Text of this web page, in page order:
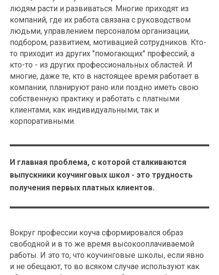
людям расти и развиваться. Многие приходят из
компаний, где их работа связана с руководством
людьми, управлением персоналом организации,
подбором, развитием, мотивацией сотрудников. Кто-
то приходит из других "помогающих" профессий, а
кто-то - из других профессиональных областей. И
многие, даже те, кто в настоящее время работает в
компании, планируют рано или поздно иметь свою
собственную практику и работать с платными
клиентами, как индивидуальными, так и
корпоративными.
И главная проблема, с которой сталкиваются
выпускники коучинговых школ - это трудность
получения первых платных клиентов.
Вокруг профессии коуча сформировался образ
свободной и в то же время высокооплачиваемой
работы. И это то, что коучинговые школы, если явно
и не обещают, то во всяком случае используют как